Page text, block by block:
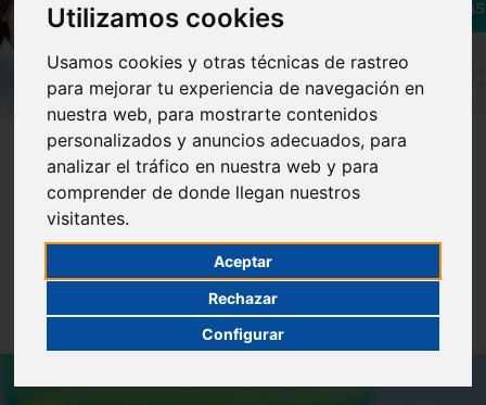
Utilizamos cookies
Usamos cookies y otras técnicas de rastreo
para mejorar tu experiencia de navegación en
nuestra web, para mostrarte contenidos
personalizados y anuncios adecuados, para
analizar el tráfico en nuestra web y para
comprender de donde llegan nuestros
visitantes.
Aceptar
Rechazar
Configurar
PRODUCTOS VITIS
CADA BOCA ES ÚNICA